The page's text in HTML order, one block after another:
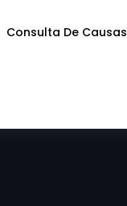
Consulta De Causas